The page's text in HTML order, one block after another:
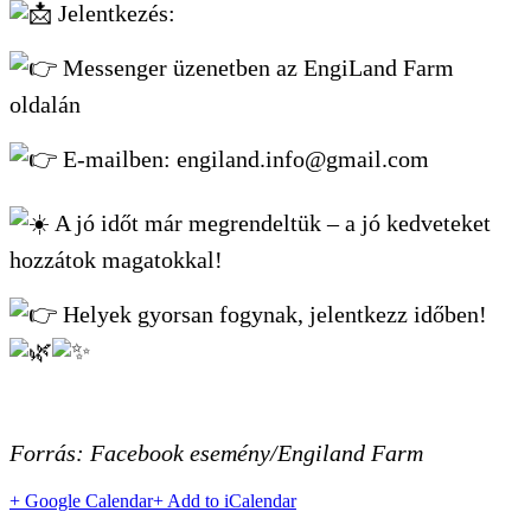
Jelentkezés:
Messenger üzenetben az EngiLand Farm
oldalán
E-mailben: engiland.info@gmail.com
A jó időt már megrendeltük – a jó kedveteket
hozzátok magatokkal!
Helyek gyorsan fogynak, jelentkezz időben!
Forrás: Facebook esemény/Engiland Farm
+ Google Calendar+ Add to iCalendar